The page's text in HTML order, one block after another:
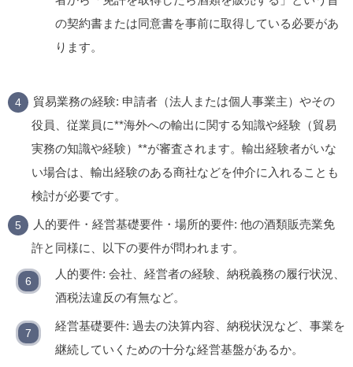
の契約書または同意書を事前に取得している必要があ
ります。
貿易業務の経験: 申請者（法人または個人事業主）やその
役員、従業員に**海外への輸出に関する知識や経験（貿易
実務の知識や経験）**が審査されます。輸出経験者がいな
い場合は、輸出経験のある商社などを仲介に入れることも
検討が必要です。
人的要件・経営基礎要件・場所的要件: 他の酒類販売業免
許と同様に、以下の要件が問われます。
人的要件: 会社、経営者の経験、納税義務の履行状況、
酒税法違反の有無など。
経営基礎要件: 過去の決算内容、納税状況など、事業を
継続していくための十分な経営基盤があるか。